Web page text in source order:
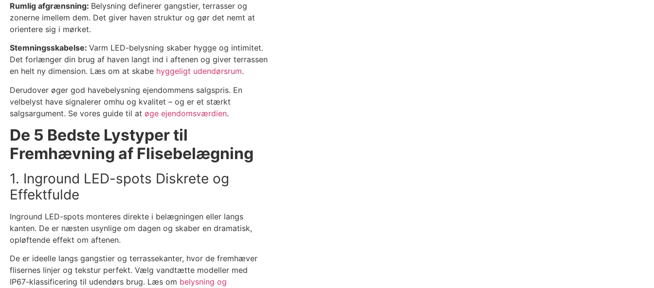
Rumlig afgrænsning: Belysning definerer gangstier, terrasser og
zonerne imellem dem. Det giver haven struktur og gør det nemt at
orientere sig i mørket.
Stemningsskabelse: Varm LED-belysning skaber hygge og intimitet.
Det forlænger din brug af haven langt ind i aftenen og giver terrassen
en helt ny dimension. Læs om at skabe hyggeligt udendørsrum.
Derudover øger god havebelysning ejendommens salgspris. En
velbelyst have signalerer omhu og kvalitet – og er et stærkt
salgsargument. Se vores guide til at øge ejendomsværdien.
De 5 Bedste Lystyper til
Fremhævning af Flisebelægning
1. Inground LED-spots Diskrete og
Effektfulde
Inground LED-spots monteres direkte i belægningen eller langs
kanten. De er næsten usynlige om dagen og skaber en dramatisk,
opløftende effekt om aftenen.
De er ideelle langs gangstier og terrassekanter, hvor de fremhæver
flisernes linjer og tekstur perfekt. Vælg vandtætte modeller med
IP67-klassificering til udendørs brug. Læs om belysning og